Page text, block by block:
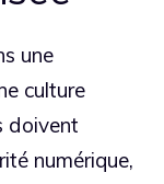
une
culture
doivent
numérique,